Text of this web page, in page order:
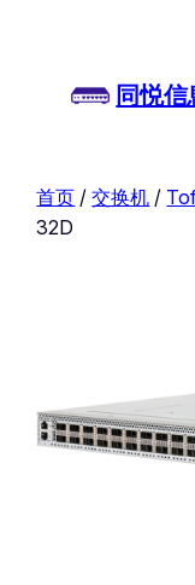
同悦信
首页 /交换机 /
32D